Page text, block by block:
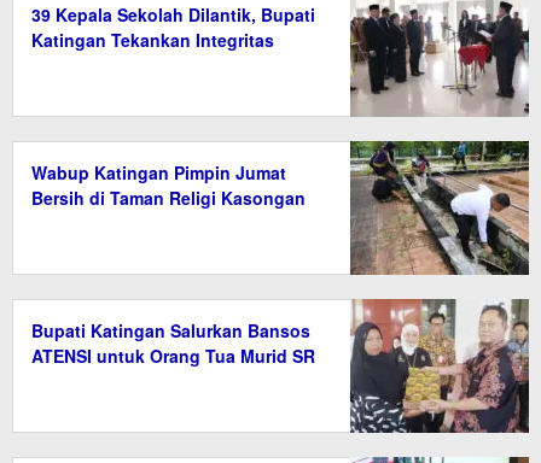
39 Kepala Sekolah Dilantik, Bupati
Katingan Tekankan Integritas
Wabup Katingan Pimpin Jumat
Bersih di Taman Religi Kasongan
Bupati Katingan Salurkan Bansos
ATENSI untuk Orang Tua Murid SR